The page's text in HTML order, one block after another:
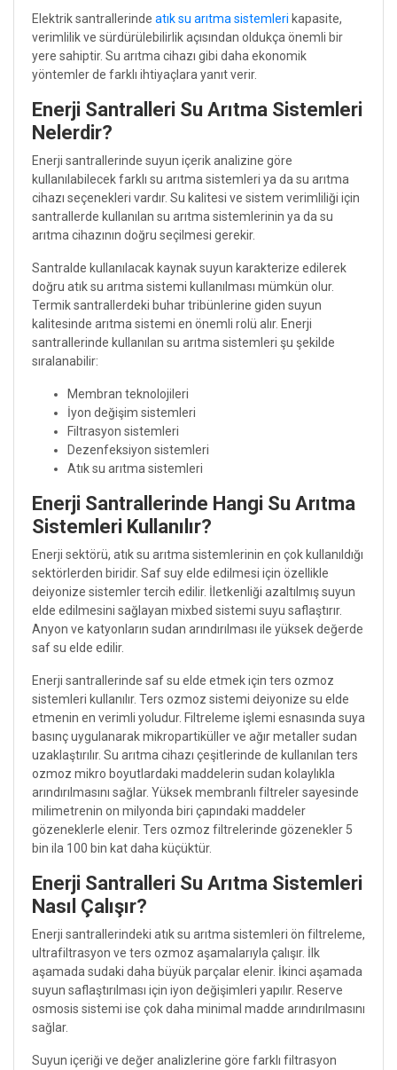
Elektrik santrallerinde atık su arıtma sistemleri kapasite,
verimlilik ve sürdürülebilirlik açısından oldukça önemli bir
yere sahiptir. Su arıtma cihazı gibi daha ekonomik
yöntemler de farklı ihtiyaçlara yanıt verir.
Enerji Santralleri Su Arıtma Sistemleri
Nelerdir?
Enerji santrallerinde suyun içerik analizine göre
kullanılabilecek farklı su arıtma sistemleri ya da su arıtma
cihazı seçenekleri vardır. Su kalitesi ve sistem verimliliği için
santrallerde kullanılan su arıtma sistemlerinin ya da su
arıtma cihazının doğru seçilmesi gerekir.
Santralde kullanılacak kaynak suyun karakterize edilerek
doğru atık su arıtma sistemi kullanılması mümkün olur.
Termik santrallerdeki buhar tribünlerine giden suyun
kalitesinde arıtma sistemi en önemli rolü alır. Enerji
santrallerinde kullanılan su arıtma sistemleri şu şekilde
sıralanabilir:
Membran teknolojileri
İyon değişim sistemleri
Filtrasyon sistemleri
Dezenfeksiyon sistemleri
Atık su arıtma sistemleri
Enerji Santrallerinde Hangi Su Arıtma
Sistemleri Kullanılır?
Enerji sektörü, atık su arıtma sistemlerinin en çok kullanıldığı
sektörlerden biridir. Saf suy elde edilmesi için özellikle
deiyonize sistemler tercih edilir. İletkenliği azaltılmış suyun
elde edilmesini sağlayan mixbed sistemi suyu saflaştırır.
Anyon ve katyonların sudan arındırılması ile yüksek değerde
saf su elde edilir.
Enerji santrallerinde saf su elde etmek için ters ozmoz
sistemleri kullanılır. Ters ozmoz sistemi deiyonize su elde
etmenin en verimli yoludur. Filtreleme işlemi esnasında suya
basınç uygulanarak mikropartiküller ve ağır metaller sudan
uzaklaştırılır. Su arıtma cihazı çeşitlerinde de kullanılan ters
ozmoz mikro boyutlardaki maddelerin sudan kolaylıkla
arındırılmasını sağlar. Yüksek membranlı filtreler sayesinde
milimetrenin on milyonda biri çapındaki maddeler
gözeneklerle elenir. Ters ozmoz filtrelerinde gözenekler 5
bin ila 100 bin kat daha küçüktür.
Enerji Santralleri Su Arıtma Sistemleri
Nasıl Çalışır?
Enerji santrallerindeki atık su arıtma sistemleri ön filtreleme,
ultrafiltrasyon ve ters ozmoz aşamalarıyla çalışır. İlk
aşamada sudaki daha büyük parçalar elenir. İkinci aşamada
suyun saflaştırılması için iyon değişimleri yapılır. Reserve
osmosis sistemi ise çok daha minimal madde arındırılmasını
sağlar.
Suyun içeriği ve değer analizlerine göre farklı filtrasyon